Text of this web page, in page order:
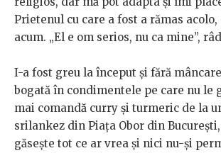
Prietenul cu care a fost a rămas acolo,
acum. „El e om serios, nu ca mine”,
I-a fost greu la început și fără
bogată în condimentele pe care nu le
mai comandă curry și turmeric de la
srilankez din Piața Obor din
găsește tot ce ar vrea și nici nu-și